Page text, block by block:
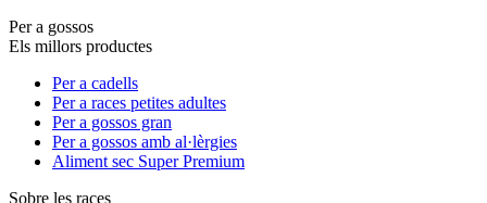
Per a gossos
Els millors productes
Per a cadells
Per a races petites adultes
Per a gossos gran
Per a gossos amb al·lèrgies
Aliment sec Super Premium
Sobre les races